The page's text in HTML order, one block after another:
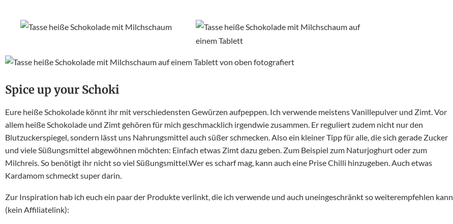
Spice up your Schoki
Eure heiße Schokolade könnt ihr mit verschiedensten Gewürzen aufpeppen. Ich verwende meistens Vanillepulver und Zimt. Vor
allem heiße Schokolade und Zimt gehören für mich geschmacklich irgendwie zusammen. Er reguliert zudem nicht nur den
Blutzuckerspiegel, sondern lässt uns Nahrungsmittel auch süßer schmecken. Also ein kleiner Tipp für alle, die sich gerade Zucker
und viele Süßungsmittel abgewöhnen möchten: Einfach etwas Zimt dazu geben. Zum Beispiel zum Naturjoghurt oder zum
Milchreis. So benötigt ihr nicht so viel Süßungsmittel.Wer es scharf mag, kann auch eine Prise Chilli hinzugeben. Auch etwas
Kardamom schmeckt super darin.
Zur Inspiration hab ich euch ein paar der Produkte verlinkt, die ich verwende und auch uneingeschränkt so weiterempfehlen kann
(kein Affiliatelink):